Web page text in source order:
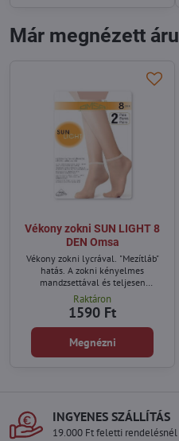
Már megnézett áru
Vékony zokni SUN LIGHT 8
DEN Omsa
Vékony zokni lycrával. "Mezítláb"
hatás. A zokni kényelmes
mandzsettával és teljesen
láthatatlan orrerősítéssel
rendelkezik.
Raktáron
1590 Ft
Megnézni
INGYENES SZÁLLÍTÁS
19.000 Ft feletti rendelésnél